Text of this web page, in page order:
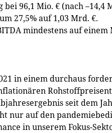
96,1 Mio. € (nach –14,4
27,5% auf 1,03 Mrd. €.
mindestens auf einem
in einem durchaus
seit dem
nur auf den
in unserem Fokus-